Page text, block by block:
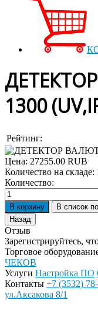
1300
Рейтинг:
Цена: 27255.00 RUB
Количество на складе:
Количество:
Отзыв
Зарегистрируйтесь,
Торговое
ЧЕКОВ
Услуги Настройка ПО
Контакты +7 (3532)
ул.Аксакова 8/1